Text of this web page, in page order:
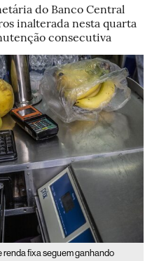
do Banco Central
inalterada nesta quarta
consecutiva
renda fixa seguem ganhando